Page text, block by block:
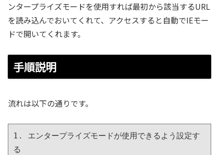
ンタープライズモードを使用すれば最初から該当するURL
を読み込んでおいてくれて、アクセスすると自動でIEモー
ドで開いてくれます。
手順説明
流れは以下の通りです。
1. エンタープライズモードが使用できるよう設定す
る